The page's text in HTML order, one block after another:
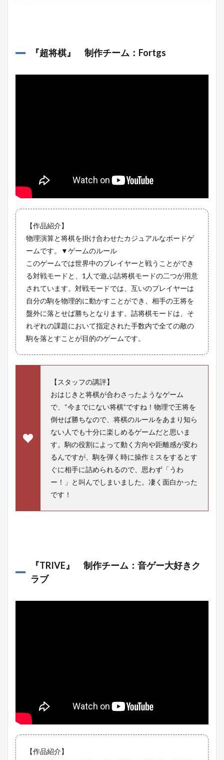
『超将棋』 制作チーム：Fortgs
【作品紹介】
物理演算と将棋を掛け合わせたカジュアルなボードゲ
ームです。▼ゲームのルール
このゲームでは世界中のプレイヤーと戦うことができ
る対戦モードと、1人で遊ぶ詰将棋モードの二つが用意
されています。 対戦モードでは、互いのプレイヤーは
自分の駒を物理的に動かすことができ、相手の王将を
盤外に落とせば勝ちとなります。詰将棋モードは、そ
れぞれの課題において指定された手数内で全ての敵の
駒を落とすことが目的のゲームです。
【スタッフの講評】
おはじきと将棋が合わさったようなゲーム
で、“今までにない将棋”ですね！物理で王将を
倒せば勝ちなので、将棋のルールをあまり知ら
ない人でも十分に楽しめるゲームだと思いま
す。駒の役割によって動く方向や距離感が変わ
るんですが、駒を弾く時に操作ミスをするとす
ぐに相手に詰められるので、思わず「うわ
ー！」と叫んでしまいました。凄く面白かった
です！
『TRIVE 』 制作チーム：音ゲー大好きク
ラブ
【作品紹介】